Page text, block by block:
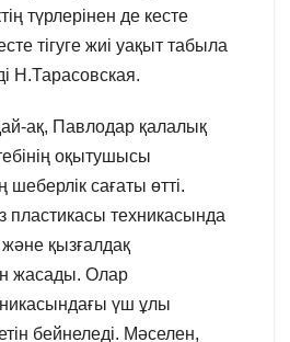
түрлерінен де кесте
тігуге жиі уақыт табыла
Н.Тарасовская.
ақ, Павлодар қалалық
оқытушысы
сағаты өтті.
пластикасы техникасында
қызғалдақ
жасады. Олар
үш ұлы
бейнеледі. Мәселен,